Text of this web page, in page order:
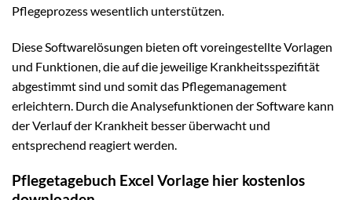
Pflegeprozess wesentlich unterstützen.
Diese Softwarelösungen bieten oft voreingestellte Vorlagen
und Funktionen, die auf die jeweilige Krankheitsspezifität
abgestimmt sind und somit das Pflegemanagement
erleichtern. Durch die Analysefunktionen der Software kann
der Verlauf der Krankheit besser überwacht und
entsprechend reagiert werden.
Pflegetagebuch Excel Vorlage hier kostenlos